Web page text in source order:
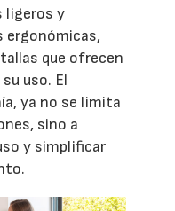
ligeros y
ergonómicas,
que ofrecen
uso. El
ya no se limita
sino a
y simplificar